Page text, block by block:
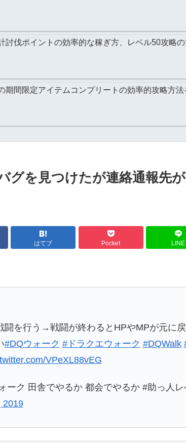
討伐ポイントの効率的な稼ぎ方、レベル50攻略
期間限定アイテムコンプリートの効率的攻略方
グを見つけたが連絡通報先
はてブ Pocket LINE
を行う→戦闘が終わるとHPやMPが元に
#DQウォーク #ドラクエウォーク #DQWalk
VPeXL88vEG
ク 田舎でやるか 都会でやるか #助っ人レ
2019